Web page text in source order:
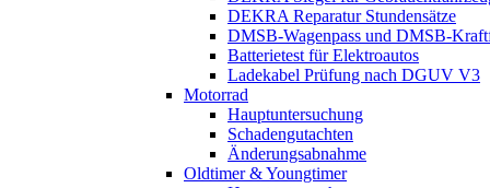
DEKRA Reparatur Stundensätze
DMSB-Wagenpass und DMSB-
Batterietest für Elektroautos
Ladekabel Prüfung nach DGUV V3
Motorrad
Hauptuntersuchung
Schadengutachten
Änderungsabnahme
Oldtimer & Youngtimer